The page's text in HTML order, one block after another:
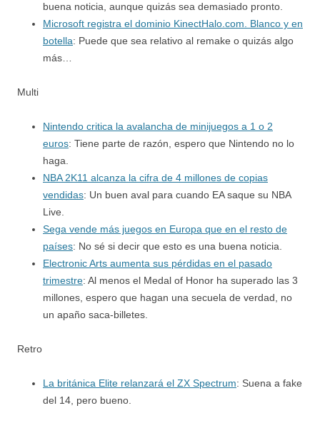
buena noticia, aunque quizás sea demasiado pronto.
Microsoft registra el dominio KinectHalo.com. Blanco y en
botella: Puede que sea relativo al remake o quizás algo
más…
Multi
Nintendo critica la avalancha de minijuegos a 1 o 2
euros: Tiene parte de razón, espero que Nintendo no lo
haga.
NBA 2K11 alcanza la cifra de 4 millones de copias
vendidas: Un buen aval para cuando EA saque su NBA
Live.
Sega vende más juegos en Europa que en el resto de
países: No sé si decir que esto es una buena noticia.
Electronic Arts aumenta sus pérdidas en el pasado
trimestre: Al menos el Medal of Honor ha superado las 3
millones, espero que hagan una secuela de verdad, no
un apaño saca-billetes.
Retro
La británica Elite relanzará el ZX Spectrum: Suena a fake
del 14, pero bueno.